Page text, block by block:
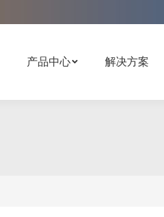
产品中心 解决方案